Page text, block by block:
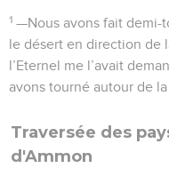
1 —Nous avons fait demi-
le désert en direction de
l’Eternel me l’avait
avons tourné autour de
Traversée des
d'Ammon